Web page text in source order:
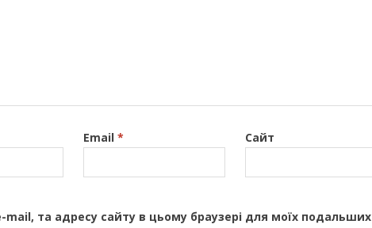
Email *
Сайт
mail, та адресу сайту в цьому браузері для моїх подальших